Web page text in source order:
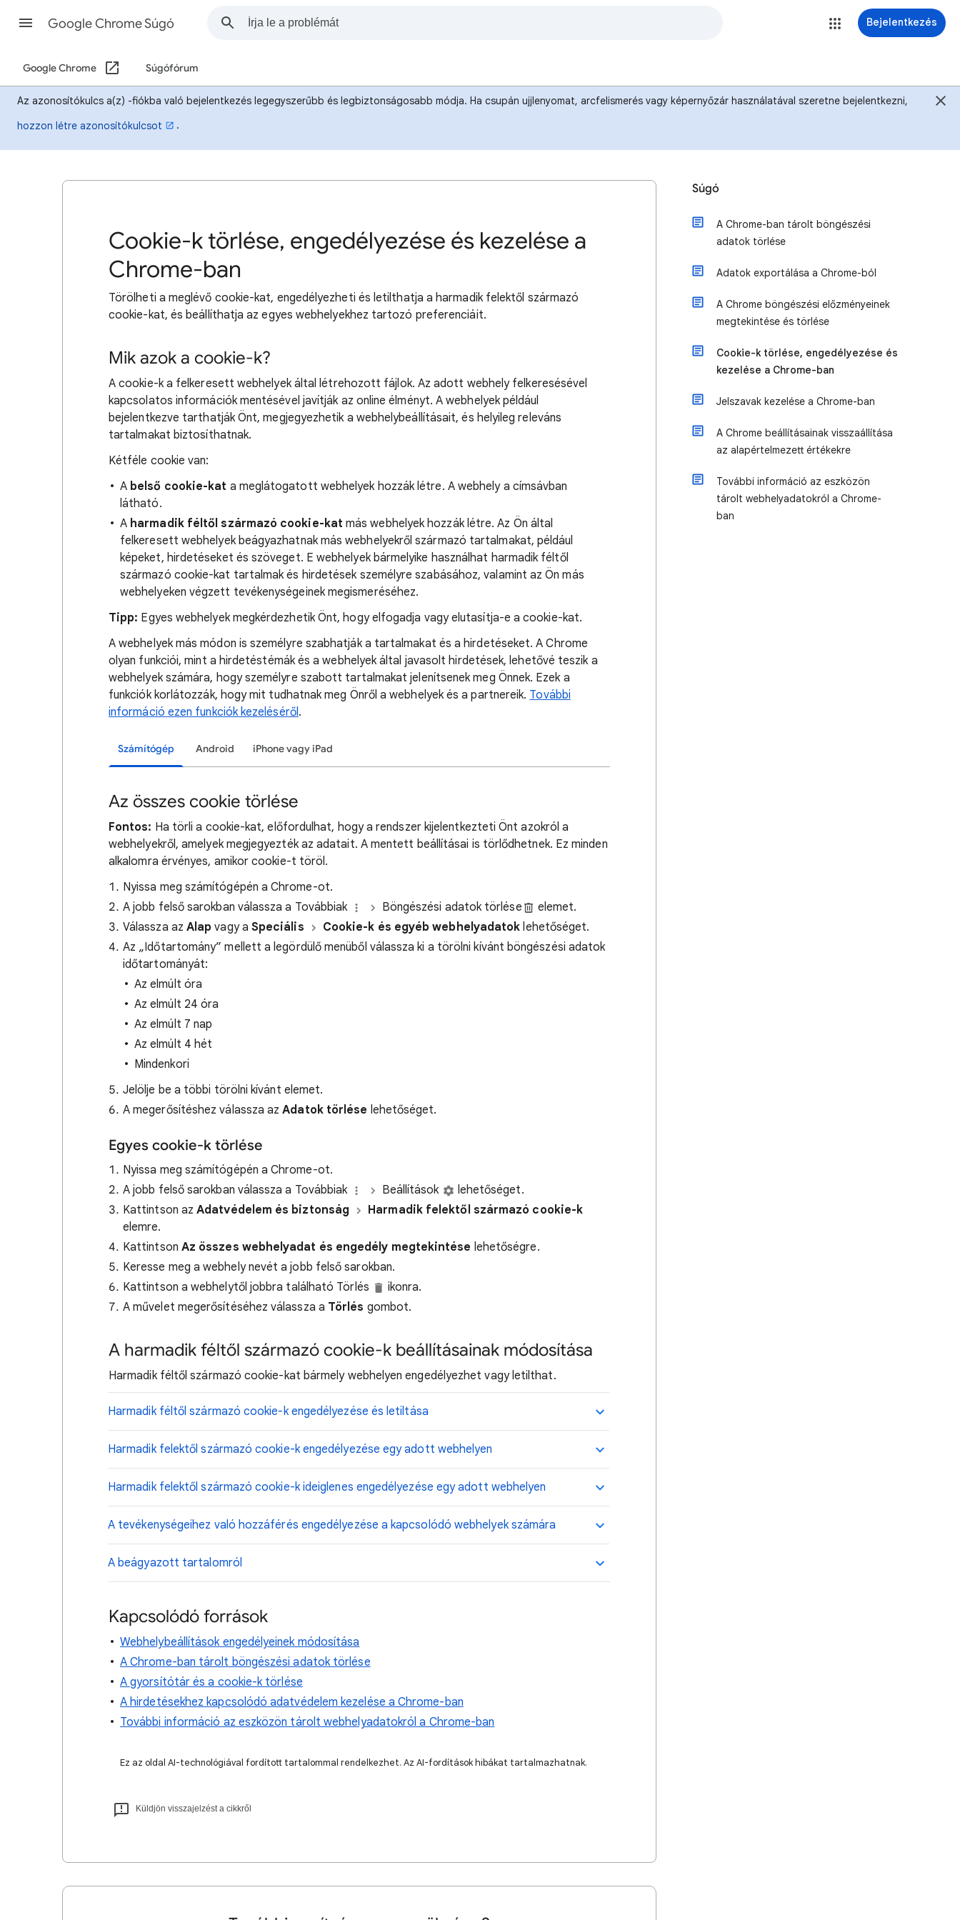
Google Chrome Súgó Bejelentkezés
Google Chrome Súgófórum
Az azonosítókulcs a(z) -fiókba való bejelentkezés legegyszerűbb és legbiztonságosabb módja. Ha csupán ujjlenyomat, arcfelismerés vagy képernyőzár használatával szeretne bejelentkezni,
hozzon létre azonosítókulcsot
.
Cookie-k törlése, engedélyezése és kezelése a
Chrome-ban
Törölheti a meglévő cookie-kat, engedélyezheti és letilthatja a harmadik felektől származó
cookie-kat, és beállíthatja az egyes webhelyekhez tartozó preferenciáit.
Mik azok a cookie-k?
A cookie-k a felkeresett webhelyek által létrehozott fájlok. Az adott webhely felkeresésével
kapcsolatos információk mentésével javítják az online élményt. A webhelyek például
bejelentkezve tarthatják Önt, megjegyezhetik a webhelybeállításait, és helyileg releváns
tartalmakat biztosíthatnak.
Kétféle cookie van:
A belső cookie-kat a meglátogatott webhelyek hozzák létre. A webhely a címsávban
látható.
A harmadik féltől származó cookie-kat más webhelyek hozzák létre. Az Ön által
felkeresett webhelyek beágyazhatnak más webhelyekről származó tartalmakat, például
képeket, hirdetéseket és szöveget. E webhelyek bármelyike használhat harmadik féltől
származó cookie-kat tartalmak és hirdetések személyre szabásához, valamint az Ön más
webhelyeken végzett tevékenységeinek megismeréséhez.
Tipp: Egyes webhelyek megkérdezhetik Önt, hogy elfogadja vagy elutasítja-e a cookie-kat.
A webhelyek más módon is személyre szabhatják a tartalmakat és a hirdetéseket. A Chrome
olyan funkciói, mint a hirdetéstémák és a webhelyek által javasolt hirdetések, lehetővé teszik a
webhelyek számára, hogy személyre szabott tartalmakat jelenítsenek meg Önnek. Ezek a
funkciók korlátozzák, hogy mit tudhatnak meg Önről a webhelyek és a partnereik. További
információ ezen funkciók kezeléséről.
Számítógép Android iPhone vagy iPad
Az összes cookie törlése
Fontos: Ha törli a cookie-kat, előfordulhat, hogy a rendszer kijelentkezteti Önt azokról a
webhelyekről, amelyek megjegyezték az adatait. A mentett beállításai is törlődhetnek. Ez minden
alkalomra érvényes, amikor cookie-t töröl.
Nyissa meg számítógépén a Chrome-ot.
A jobb felső sarokban válassza a Továbbiak
Böngészési adatok törlése
elemet.
Válassza az Alap vagy a Speciális Cookie-k és egyéb webhelyadatok lehetőséget.
Az „Időtartomány” mellett a legördülő menüből válassza ki a törölni kívánt böngészési adatok
időtartományát:
Az elmúlt óra
Az elmúlt 24 óra
Az elmúlt 7 nap
Az elmúlt 4 hét
Mindenkori
Jelölje be a többi törölni kívánt elemet.
A megerősítéshez válassza azAdatok törlése lehetőséget.
Egyes cookie-k törlése
Nyissa meg számítógépén a Chrome-ot.
A jobb felső sarokban válassza a Továbbiak
Beállítások
lehetőséget.
Kattintson azAdatvédelem és biztonság Harmadik felektől származó cookie-k
elemre.
Kattintson Az összes webhelyadat és engedély megtekintése lehetőségre.
Keresse meg a webhely nevét a jobb felső sarokban.
Kattintson a webhelytől jobbra található Törlés
ikonra.
A művelet megerősítéséhez válassza a Törlés gombot.
A harmadik féltől származó cookie-k beállításainak módosítása
Harmadik féltől származó cookie-kat bármely webhelyen engedélyezhet vagy letilthat.
Harmadik féltől származó cookie-k engedélyezése és letiltása
Harmadik felektől származó cookie-k engedélyezése egy adott webhelyen
Harmadik felektől származó cookie-k ideiglenes engedélyezése egy adott webhelyen
A tevékenységeihez való hozzáférés engedélyezése a kapcsolódó webhelyek számára
A beágyazott tartalomról
Kapcsolódó források
Webhelybeállítások engedélyeinek módosítása
A Chrome-ban tárolt böngészési adatok törlése
A gyorsítótár és a cookie-k törlése
A hirdetésekhez kapcsolódó adatvédelem kezelése a Chrome-ban
További információ az eszközön tárolt webhelyadatokról a Chrome-ban
Ez az oldal AI-technológiával fordított tartalommal rendelkezhet. Az AI-fordítások hibákat tartalmazhatnak.
Küldjön visszajelzést a cikkről
Súgó
A Chrome-ban tárolt böngészési
adatok törlése
Adatok exportálása a Chrome-ból
A Chrome böngészési előzményeinek
megtekintése és törlése
Cookie-k törlése, engedélyezése és
kezelése a Chrome-ban
Jelszavak kezelése a Chrome-ban
A Chrome beállításainak visszaállítása
az alapértelmezett értékekre
További információ az eszközön
tárolt webhelyadatokról a Chrome-
ban